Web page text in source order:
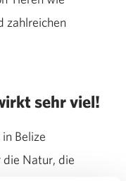
zahlreichen
sehr viel!
Belize
Natur, die